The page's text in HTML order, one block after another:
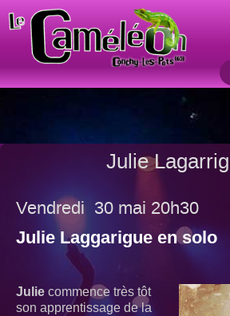
Julie
Vendredi 30 mai 20h30
Julie Laggarigue en solo
Julie commence très tôt
son apprentissage de la